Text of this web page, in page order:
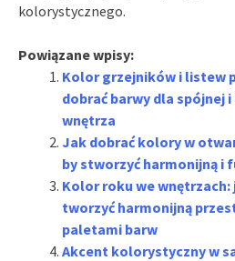
kolorystycznego.
Powiązane wpisy:
Kolor grzejników i listew
dobrać barwy dla spójnej
wnętrza
Jak dobrać kolory w
by stworzyć harmonijną i
Kolor roku we wnętrzach:
tworzyć harmonijną
paletami barw
Akcent kolorystyczny w